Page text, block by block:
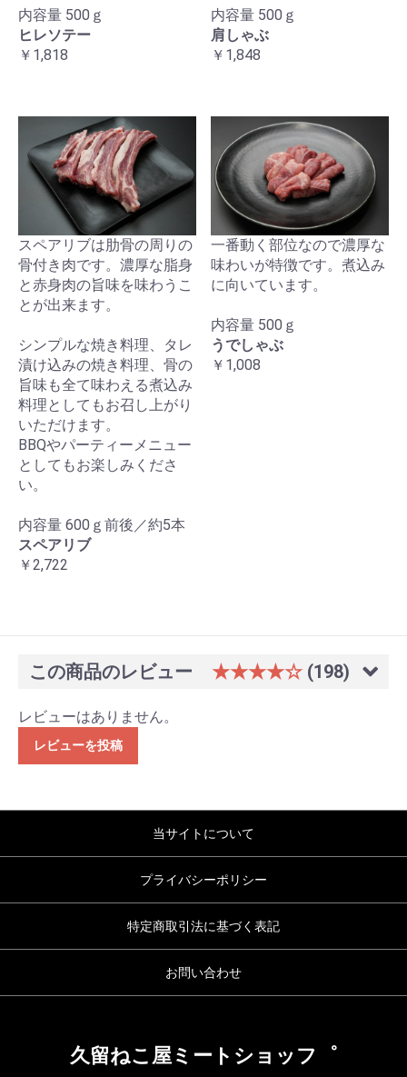
内容量 500ｇ
ヒレソテー
￥1,818
内容量 500ｇ
肩しゃぶ
￥1,848
スペアリブは肋骨の周りの
骨付き肉です。濃厚な脂身
と赤身肉の旨味を味わうこ
とが出来ます。
シンプルな焼き料理、タレ
漬け込みの焼き料理、骨の
旨味も全て味わえる煮込み
料理としてもお召し上がり
いただけます。
BBQやパーティーメニュー
としてもお楽しみくださ
い。
内容量 600ｇ前後／約5本
スペアリブ
￥2,722
一番動く部位なので濃厚な
味わいが特徴です。煮込み
に向いています。
内容量 500ｇ
うでしゃぶ
￥1,008
この商品のレビュー ★★★★☆ (198)
レビューはありません。
レビューを投稿
当サイトについて
プライバシーポリシー
特定商取引法に基づく表記
お問い合わせ
久留ねこ屋ミートショッフ゜